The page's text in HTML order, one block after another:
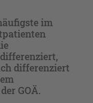
im
differenziert
GOÄ.